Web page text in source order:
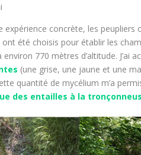
expérience concrète, les peupliers
ont été choisis pour établir les
environ 770 mètres d’altitude. J’ai
(une grise, une jaune et une
quantité de mycélium m’a
des entailles à la